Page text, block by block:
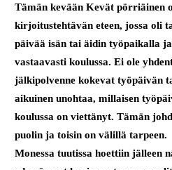
Tämän kevään Kevät pörriäinen
kirjoitustehtävän eteen, jossa oli
päivää isän tai äidin työpaikalla
vastaavasti koulussa. Ei ole
jälkipolvenne kokevat työpäivän
aikuinen unohtaa, millaisen
koulussa on viettänyt. Tämän
puolin ja toisin on välillä tarpeen.
Monessa tuutissa hoettiin jälleen